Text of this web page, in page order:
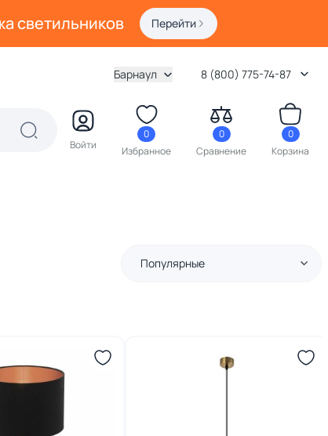
светильников Перейти
Барнаул 8 (800) 775-74-87
Войти
0
Избранное
0
Сравнение
0
Корзина
Популярные